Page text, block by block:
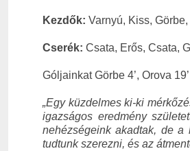
Kezdők: Varnyú, Kiss,
Cserék: Csata, Erős, Csata,
Góljainkat Görbe 4’, Orova
„Egy küzdelmes ki-ki
igazságos eredmény
nehézségeink akadtak, de a
tudtunk szerezni, és az